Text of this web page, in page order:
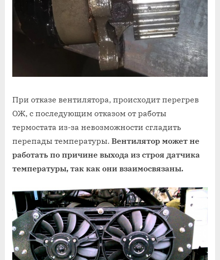
При отказе вентилятора, происходит перегрев
ОЖ, с последующим отказом от работы
термостата из-за невозможности сгладить
перепады температуры. Вентилятор может не
работать по причине выхода из строя датчика
температуры, так как они взаимосвязаны.